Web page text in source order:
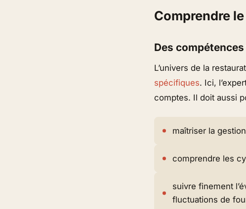
Comprendre
Des
L’univers de la
spécifiques. Ici,
comptes. Il doit aussi
maîtriser la
comprendre les
suivre finement
fluctuations de